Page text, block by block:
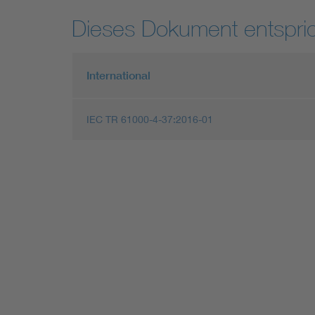
Dieses Dokument
International
IEC TR 61000-4-37:2016-01